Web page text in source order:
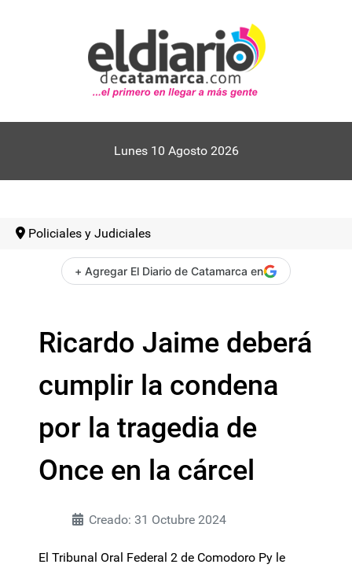
Lunes 10 Agosto 2026
Policiales y Judiciales
+ Agregar El Diario de Catamarca en
Ricardo Jaime deberá
cumplir la condena
por la tragedia de
Once en la cárcel
Creado: 31 Octubre 2024
El Tribunal Oral Federal 2 de Comodoro Py le